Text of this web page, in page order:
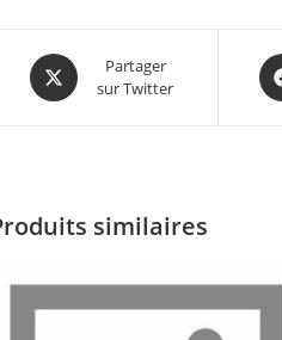
Partager
sur Twitter
similaires